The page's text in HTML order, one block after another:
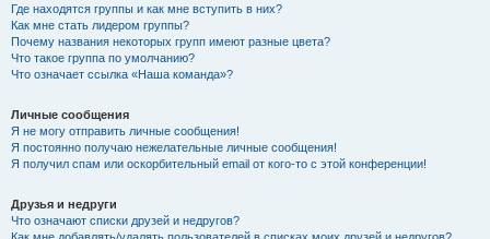
Где находятся группы и как мне вступить в них?
Как мне стать лидером группы?
Почему названия некоторых групп имеют разные цвета?
Что такое группа по умолчанию?
Что означает ссылка «Наша команда»?
Личные сообщения
Я не могу отправить личные сообщения!
Я постоянно получаю нежелательные личные сообщения!
Я получил спам или оскорбительный email от кого-то с этой конференции!
Друзья и недруги
Что означают списки друзей и недругов?